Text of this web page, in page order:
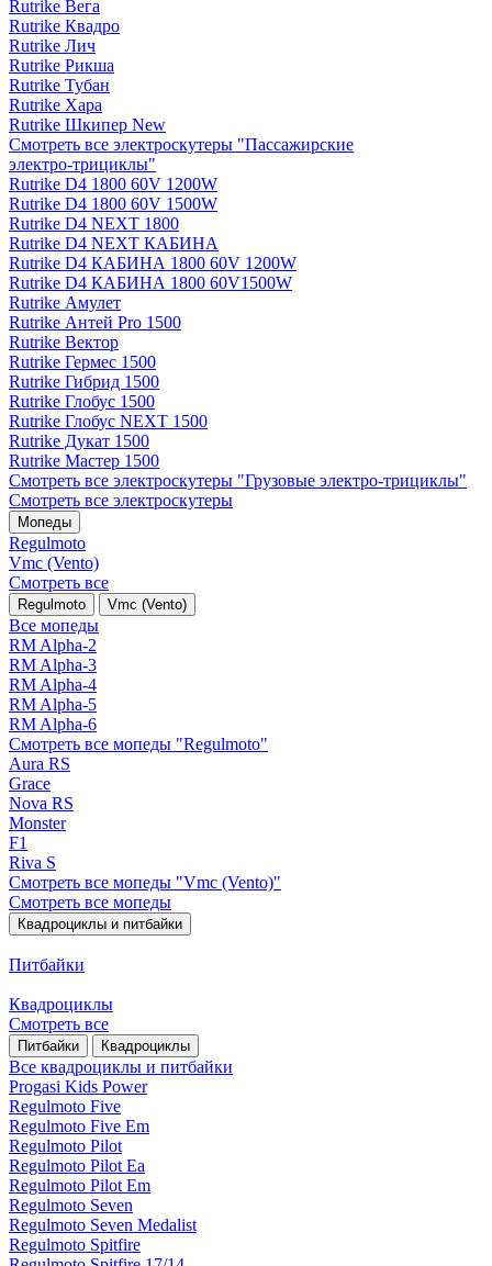
Rutrike Вега
Rutrike Квадро
Rutrike Лич
Rutrike Рикша
Rutrike Тубан
Rutrike Хара
Rutrike Шкипер New
Смотреть все электро­скутеры "Пассажирские
электро‑трициклы"
Rutrike D4 1800 60V 1200W
Rutrike D4 1800 60V 1500W
Rutrike D4 NEXT 1800
Rutrike D4 NEXT КАБИНА
Rutrike D4 КАБИНА 1800 60V 1200W
Rutrike D4 КАБИНА 1800 60V1500W
Rutrike Амулет
Rutrike Антей Pro 1500
Rutrike Вектор
Rutrike Гермес 1500
Rutrike Гибрид 1500
Rutrike Глобус 1500
Rutrike Глобус NEXT 1500
Rutrike Дукат 1500
Rutrike Мастер 1500
Смотреть все электро­скутеры "Грузовые электро‑трициклы"
Смотреть все электро­скутеры
Мопеды
Regulmoto
Vmc (Vento)
Смотреть все
Regulmoto Vmc (Vento)
Все мопеды
RM Alpha-2
RM Alpha-3
RM Alpha-4
RM Alpha-5
RM Alpha-6
Смотреть все мопеды "Regulmoto"
Aura RS
Grace
Nova RS
Monster
F1
Riva S
Смотреть все мопеды "Vmc (Vento)"
Смотреть все мопеды
Квадроциклы и питбайки
Питбайки
Квадроциклы
Смотреть все
Питбайки Квадроциклы
Все квадроциклы и питбайки
Progasi Kids Power
Regulmoto Five
Regulmoto Five Em
Regulmoto Pilot
Regulmoto Pilot Ea
Regulmoto Pilot Em
Regulmoto Seven
Regulmoto Seven Medalist
Regulmoto Spitfire